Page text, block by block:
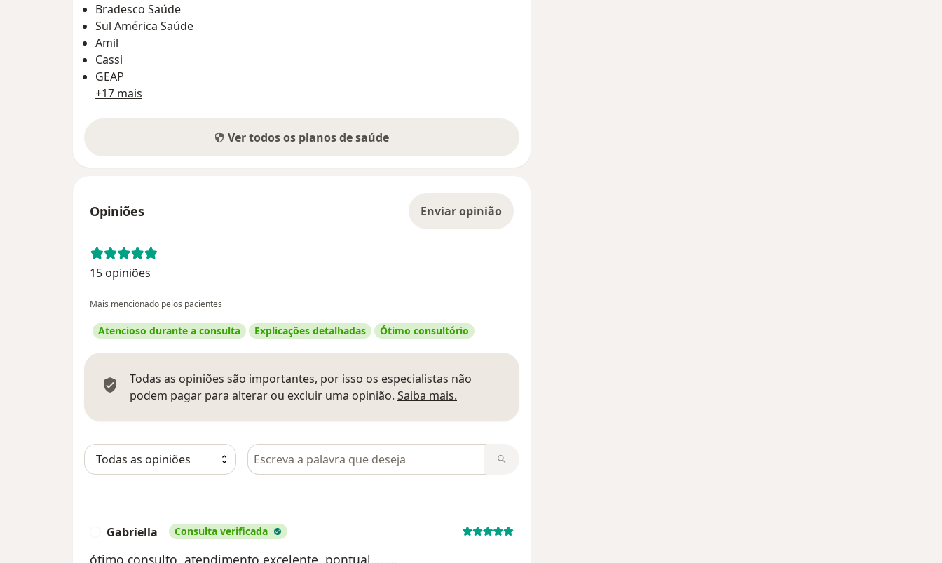
Bradesco Saúde
Sul América Saúde
Amil
Cassi
GEAP
+17 mais
Ver todos os planos de saúde
Opiniões Enviar opinião
15 opiniões
Mais mencionado pelos pacientes
Atencioso durante a consulta Explicações detalhadas Ótimo consultório
Todas as opiniões são importantes, por isso os especialistas não
podem pagar para alterar ou excluir uma opinião. Saiba mais.
Pesquisar em opiniões
Gabriella Consulta verificada
ótimo consulto, atendimento excelente, pontual……..